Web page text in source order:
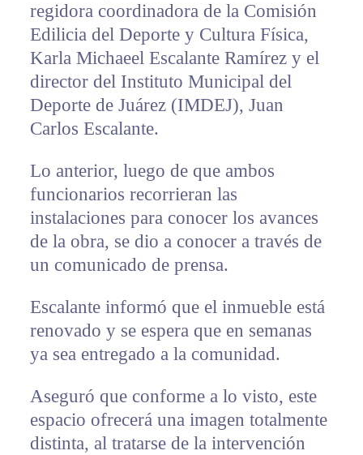
regidora coordinadora de la Comisión
Edilicia del Deporte y Cultura Física,
Karla Michaeel Escalante Ramírez y el
director del Instituto Municipal del
Deporte de Juárez (IMDEJ), Juan
Carlos Escalante.
Lo anterior, luego de que ambos
funcionarios recorrieran las
instalaciones para conocer los avances
de la obra, se dio a conocer a través de
un comunicado de prensa.
Escalante informó que el inmueble está
renovado y se espera que en semanas
ya sea entregado a la comunidad.
Aseguró que conforme a lo visto, este
espacio ofrecerá una imagen totalmente
distinta, al tratarse de la intervención